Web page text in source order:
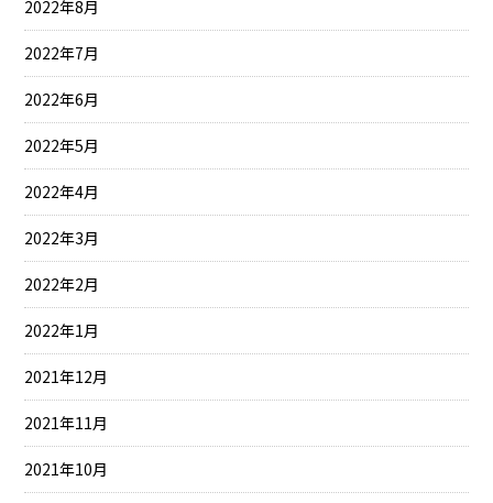
2022年8月
2022年7月
2022年6月
2022年5月
2022年4月
2022年3月
2022年2月
2022年1月
2021年12月
2021年11月
2021年10月